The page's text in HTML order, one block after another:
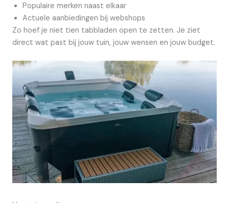
Populaire merken naast elkaar
Actuele aanbiedingen bij webshops
Zo hoef je niet tien tabbladen open te zetten. Je ziet
direct wat past bij jouw tuin, jouw wensen en jouw budget.